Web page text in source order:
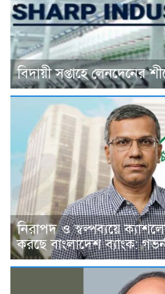
বিদায়ী সপ্তাহে লেনদেনের
নিরাপদ ও স্বল্পব্যয়ে
করছে বাংলাদেশ ব্যাংক: